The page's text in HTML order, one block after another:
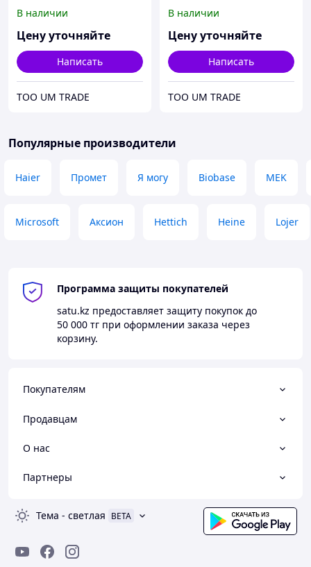
В наличии
Цену уточняйте
Написать
ТОО UM TRADE
В наличии
Цену уточняйте
Написать
ТОО UM TRADE
Популярные производители
Haier Промет Я могу Biobase MEK
Microsoft Аксион Hettich Heine Lojer
Программа защиты покупателей
satu.kz предоставляет защиту покупок до
50 000 тг при оформлении заказа через
корзину.
Покупателям
Продавцам
О нас
Партнеры
Тема - светлая BETA